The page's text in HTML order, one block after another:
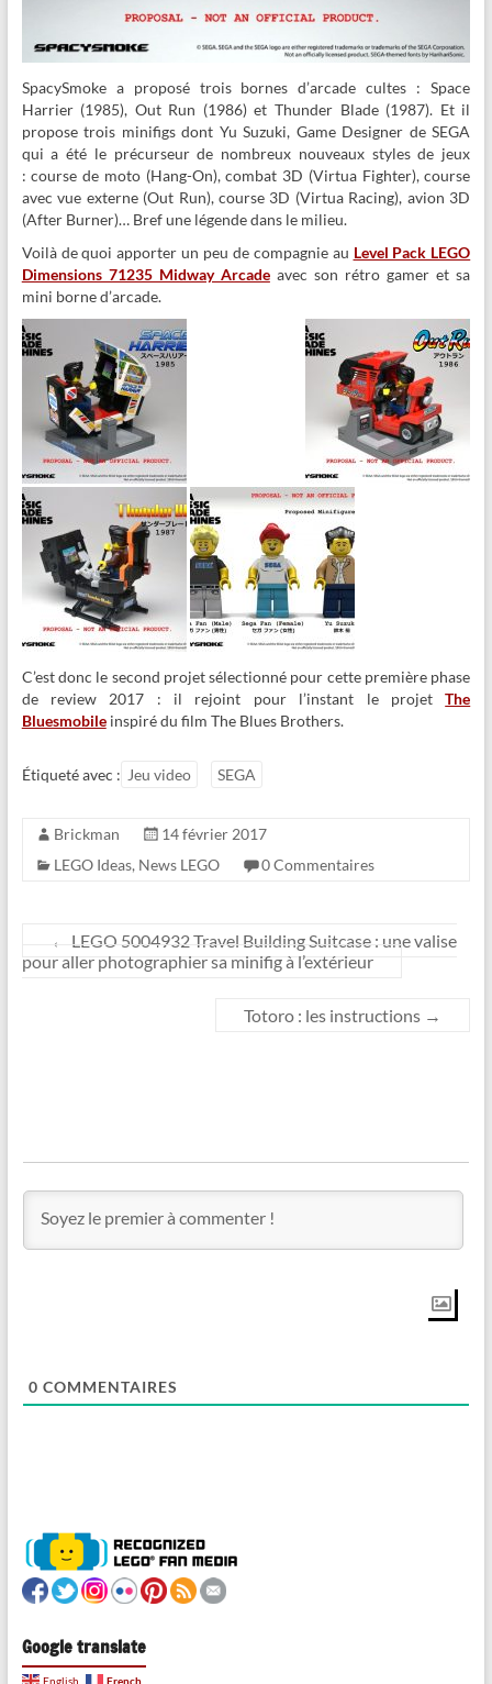
SpacySmoke a proposé trois bornes d’arcade cultes : Space
Harrier (1985), Out Run (1986) et Thunder Blade (1987). Et il
propose trois minifigs dont Yu Suzuki, Game Designer de SEGA
qui a été le précurseur de nombreux nouveaux styles de jeux
: course de moto (Hang-On), combat 3D (Virtua Fighter), course
avec vue externe (Out Run), course 3D (Virtua Racing), avion 3D
(After Burner)… Bref une légende dans le milieu.
Voilà de quoi apporter un peu de compagnie au Level Pack LEGO
Dimensions 71235 Midway Arcadeavec son rétro gamer et sa
mini borne d’arcade.
C’est donc le second projet sélectionné pour cette première phase
de review 2017 : il rejoint pour l’instant le projetThe
Bluesmobileinspiré du film The Blues Brothers.
Étiqueté avec : Jeu video SEGA
Brickman
14 février 2017
LEGO Ideas, News LEGO 0 Commentaires
←
LEGO 5004932 Travel Building Suitcase : une valise
pour aller photographier sa minifig à l’extérieur
Totoro : les instructions →
0 COMMENTAIRES
Google translate
English French